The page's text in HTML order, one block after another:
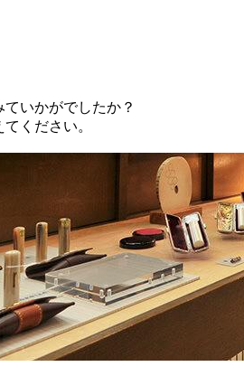
いかがでしたか？
ください。